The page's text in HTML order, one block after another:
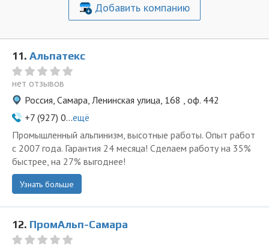
Добавить компанию
11. Альпатекс
нет отзывов
Россия, Самара, Ленинская улица, 168 , оф. 442
+7 (927) 0...ещё
Промышленный альпинизм, высотные работы. Опыт работ
с 2007 года. Гарантия 24 месяца! Сделаем работу на 35%
быстрее, на 27% выгоднее!
Узнать больше
12. ПромАльп-Самара